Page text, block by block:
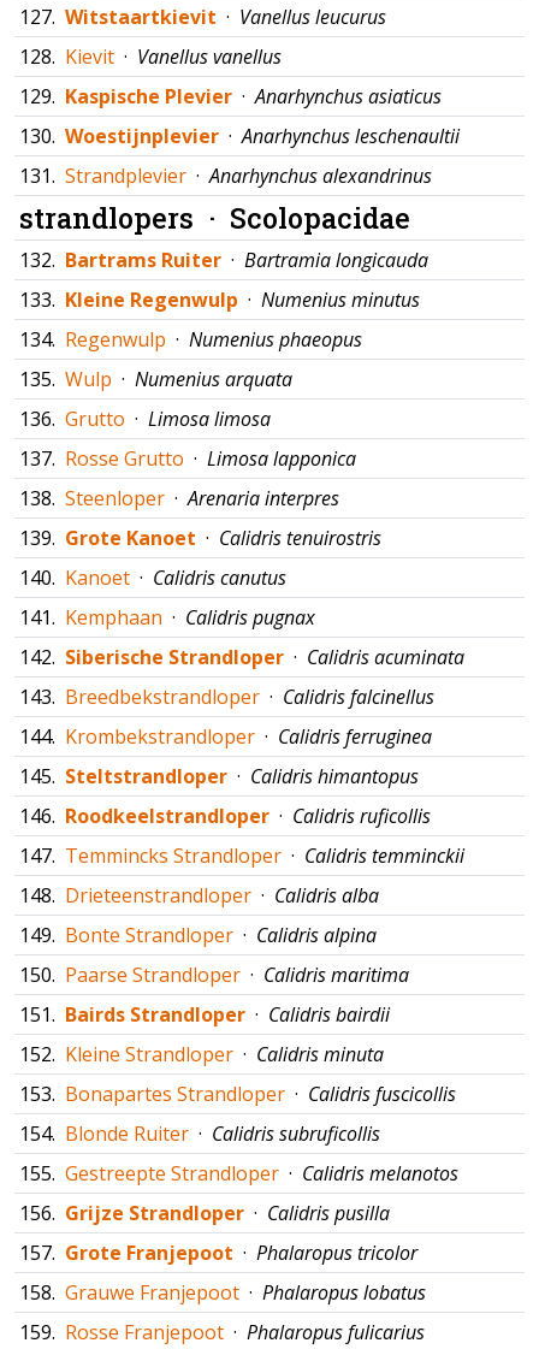
127. Witstaartkievit · Vanellus leucurus
128. Kievit · Vanellus vanellus
129. Kaspische Plevier ·Anarhynchus asiaticus
130. Woestijnplevier ·Anarhynchus leschenaultii
131. Strandplevier ·Anarhynchus alexandrinus
strandlopers · Scolopacidae
132. Bartrams Ruiter · Bartramia longicauda
133. Kleine Regenwulp · Numenius minutus
134. Regenwulp · Numenius phaeopus
135. Wulp · Numenius arquata
136. Grutto · Limosa limosa
137. Rosse Grutto · Limosa lapponica
138. Steenloper ·Arenaria interpres
139. Grote Kanoet · Calidris tenuirostris
140. Kanoet · Calidris canutus
141. Kemphaan · Calidris pugnax
142. Siberische Strandloper · Calidris acuminata
143. Breedbekstrandloper · Calidris falcinellus
144. Krombekstrandloper · Calidris ferruginea
145. Steltstrandloper · Calidris himantopus
146. Roodkeelstrandloper · Calidris ruficollis
147. Temmincks Strandloper · Calidris temminckii
148. Drieteenstrandloper · Calidris alba
149. Bonte Strandloper · Calidris alpina
150. Paarse Strandloper · Calidris maritima
151. Bairds Strandloper · Calidris bairdii
152. Kleine Strandloper · Calidris minuta
153. Bonapartes Strandloper · Calidris fuscicollis
154. Blonde Ruiter · Calidris subruficollis
155. Gestreepte Strandloper · Calidris melanotos
156. Grijze Strandloper · Calidris pusilla
157. Grote Franjepoot · Phalaropus tricolor
158. Grauwe Franjepoot · Phalaropus lobatus
159. Rosse Franjepoot · Phalaropus fulicarius